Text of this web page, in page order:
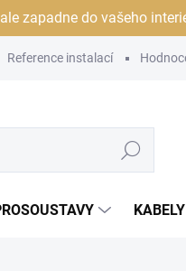
zapadne do vašeho
Reference instalací
Hledat